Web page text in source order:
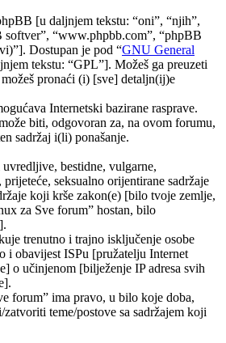
[u daljnjem tekstu: “oni”, “njih”,
softver”, “www.phpbb.com”, “phpBB
Dostupan je pod “GNU General
tekstu: “GPL”]. Možeš ga preuzeti
pronaći (i) [sve] detaljn(ij)e
Internetski bazirane rasprave.
biti, odgovoran za, na ovom forumu,
sadržaj i(li) ponašanje.
uvredljive, bestidne, vulgarne,
seksualno orijentirane sadržaje
koji krše zakon(e) [bilo tvoje zemlje,
za Sve forum” hostan, bilo
trenutno i trajno isključenje osobe
i obavijest ISPu [pružatelju Internet
o učinjenom [bilježenje IP adresa svih
forum” ima pravo, u bilo koje doba,
teme/postove sa sadržajem koji